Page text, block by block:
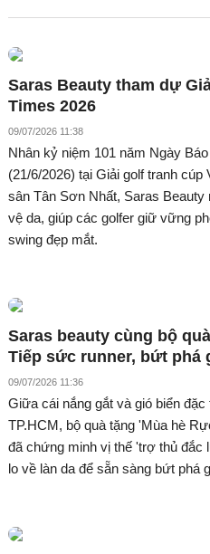
Saras Beauty tham dự
Times 2026
09/07/2026 11:38
Nhân kỷ niệm 101 năm Ngày
(21/6/2026) tại Giải golf tranh
sân Tân Sơn Nhất, Saras Beauty
vệ da, giúp các golfer giữ vững
swing đẹp mắt.
Saras beauty cùng bộ
Tiếp sức runner, bứt phá
09/07/2026 11:36
Giữa cái nắng gắt và gió biển
TP.HCM, bộ quà tặng 'Mùa hè
đã chứng minh vị thế 'trợ thủ đắc
lo về làn da để sẵn sàng bứt phá